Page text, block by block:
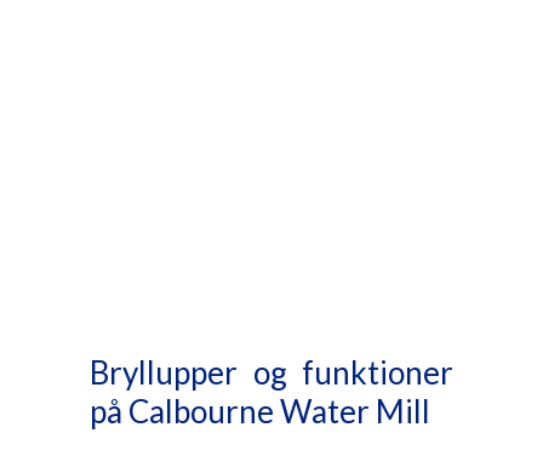
Bryllupper og funktioner
på Calbourne Water Mill